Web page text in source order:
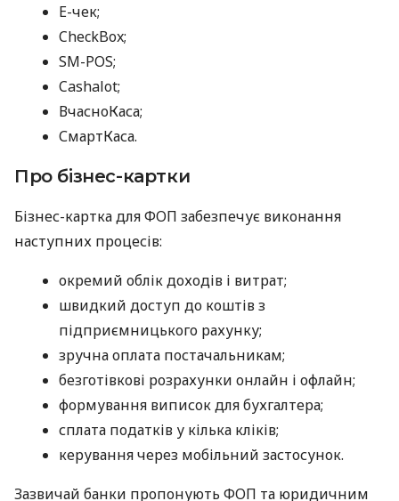
E-чек;
CheckBox;
SM-POS;
Cashalot;
ВчасноКаса;
СмартКаса.
Про бізнес-картки
Бізнес-картка для ФОП забезпечує виконання
наступних процесів:
окремий облік доходів і витрат;
швидкий доступ до коштів з
підприємницького рахунку;
зручна оплата постачальникам;
безготівкові розрахунки онлайн і офлайн;
формування виписок для бухгалтера;
сплата податків у кілька кліків;
керування через мобільний застосунок.
Зазвичай банки пропонують ФОП та юридичним